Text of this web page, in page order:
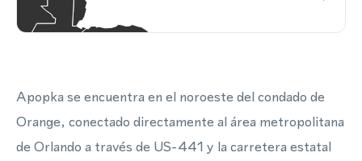
Apopka se encuentra en el noroeste del condado de
Orange, conectado directamente al área metropolitana
de Orlando a través de US-441 y la carretera estatal